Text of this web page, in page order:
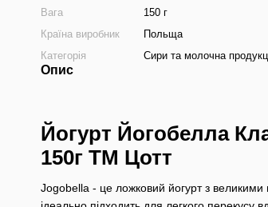
Вага
150 г
Країна виробник
Польща
Категорія
Сири та молочна
Опис
Йогурт Йогобелла
150г ТМ Цотт
Jogobella - це ложковий йогурт з великими